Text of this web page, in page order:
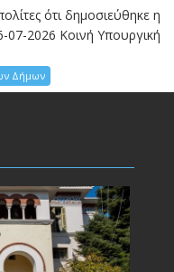
ότι δημοσιεύθηκε η
07-2026 Κοινή Υπουργική
Δήμων